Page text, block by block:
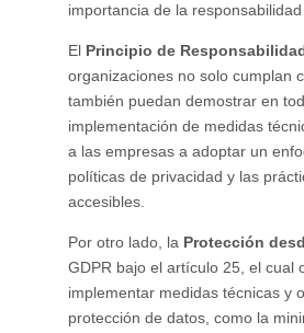
importancia de la
El Principio de
organizaciones no solo cumplan
también puedan demostrar en
implementación de medidas
a las empresas a adoptar un
políticas de privacidad y las
accesibles.
Por otro lado, la Protección
GDPR bajo el artículo 25, el cual
implementar medidas técnicas y
protección de datos, como la